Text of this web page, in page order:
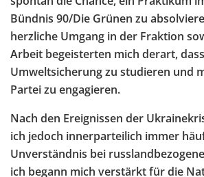
Bündnis 90/Die Grünen zu
herzliche Umgang in der Fraktion
Arbeit begeisterten mich derart,
Umweltsicherung zu studieren und
Partei zu engagieren.
Nach den Ereignissen der
ich jedoch innerparteilich immer
Unverständnis bei
ich begann mich verstärkt für die